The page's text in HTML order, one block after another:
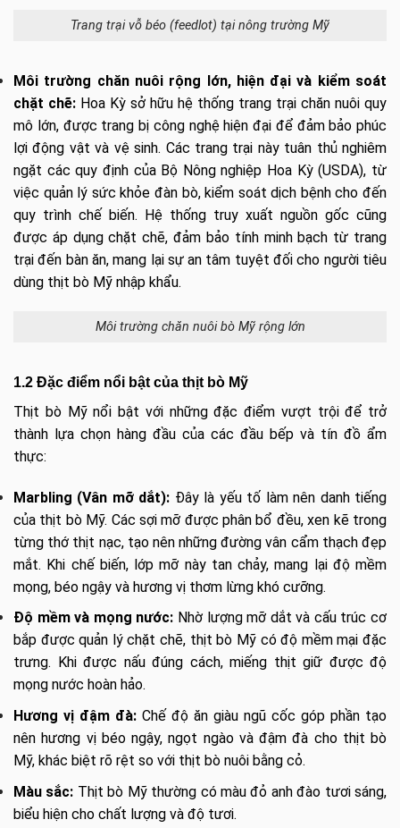
Trang trại vỗ béo (feedlot) tại nông trường Mỹ
Môi trường chăn nuôi rộng lớn, hiện đại và kiểm soát
chặt chẽ: Hoa Kỳ sở hữu hệ thống trang trại chăn nuôi quy
mô lớn, được trang bị công nghệ hiện đại để đảm bảo phúc
lợi động vật và vệ sinh. Các trang trại này tuân thủ nghiêm
ngặt các quy định của Bộ Nông nghiệp Hoa Kỳ (USDA), từ
việc quản lý sức khỏe đàn bò, kiểm soát dịch bệnh cho đến
quy trình chế biến. Hệ thống truy xuất nguồn gốc cũng
được áp dụng chặt chẽ, đảm bảo tính minh bạch từ trang
trại đến bàn ăn, mang lại sự an tâm tuyệt đối cho người tiêu
dùng thịt bò Mỹ nhập khẩu.
Môi trường chăn nuôi bò Mỹ rộng lớn
1.2 Đặc điểm nổi bật của thịt bò Mỹ
Thịt bò Mỹ nổi bật với những đặc điểm vượt trội để trở
thành lựa chọn hàng đầu của các đầu bếp và tín đồ ẩm
thực:
Marbling (Vân mỡ dắt): Đây là yếu tố làm nên danh tiếng
của thịt bò Mỹ. Các sợi mỡ được phân bổ đều, xen kẽ trong
từng thớ thịt nạc, tạo nên những đường vân cẩm thạch đẹp
mắt. Khi chế biến, lớp mỡ này tan chảy, mang lại độ mềm
mọng, béo ngậy và hương vị thơm lừng khó cưỡng.
Độ mềm và mọng nước: Nhờ lượng mỡ dắt và cấu trúc cơ
bắp được quản lý chặt chẽ, thịt bò Mỹ có độ mềm mại đặc
trưng. Khi được nấu đúng cách, miếng thịt giữ được độ
mọng nước hoàn hảo.
Hương vị đậm đà: Chế độ ăn giàu ngũ cốc góp phần tạo
nên hương vị béo ngậy, ngọt ngào và đậm đà cho thịt bò
Mỹ, khác biệt rõ rệt so với thịt bò nuôi bằng cỏ.
Màu sắc: Thịt bò Mỹ thường có màu đỏ anh đào tươi sáng,
biểu hiện cho chất lượng và độ tươi.